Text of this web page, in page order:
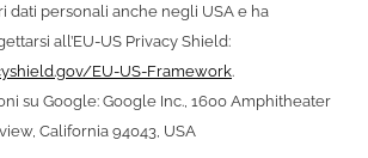
dati personali anche negli USA e ha
all’EU-US Privacy Shield:
EU-US-Framework.
su Google: Google Inc., 1600 Amphitheater
California 94043, USA